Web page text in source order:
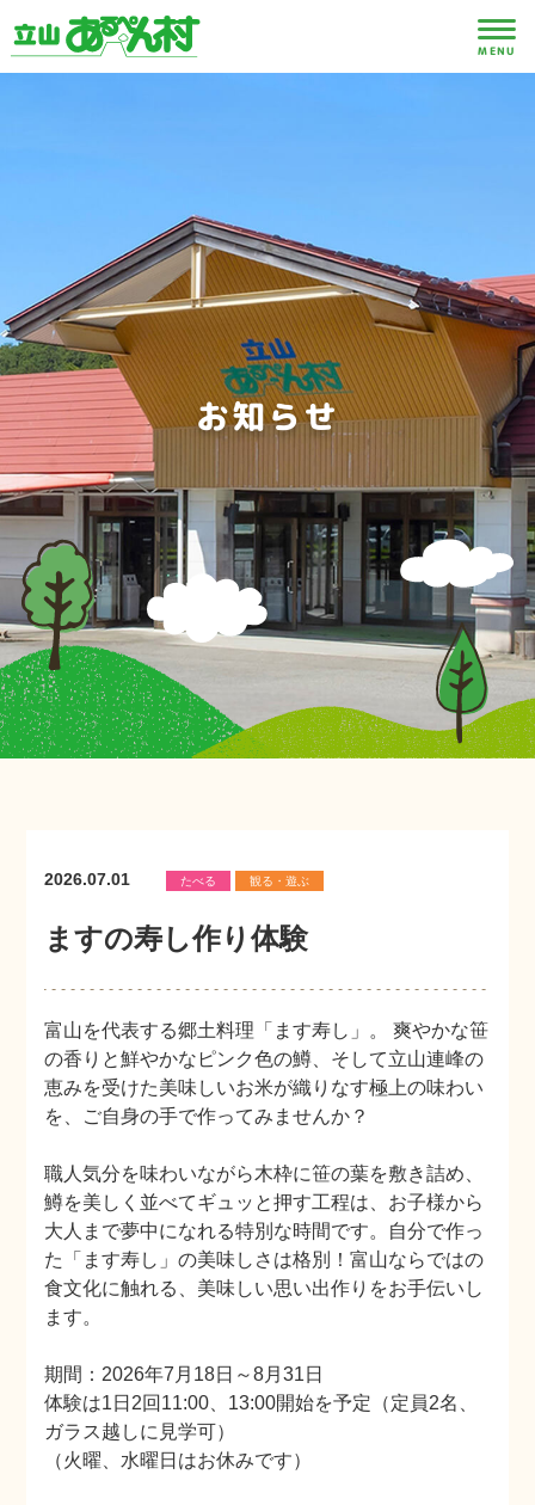
MENU
お知らせ
2026.07.01 たべる 観る・遊ぶ
ますの寿し作り体験
富山を代表する郷土料理「ます寿し」。 爽やかな笹
の香りと鮮やかなピンク色の鱒、そして立山連峰の
恵みを受けた美味しいお米が織りなす極上の味わい
を、ご自身の手で作ってみませんか？
職人気分を味わいながら木枠に笹の葉を敷き詰め、
鱒を美しく並べてギュッと押す工程は、お子様から
大人まで夢中になれる特別な時間です。自分で作っ
た「ます寿し」の美味しさは格別！富山ならではの
食文化に触れる、美味しい思い出作りをお手伝いし
ます。
期間：2026年7月18日～8月31日
体験は1日2回11:00、13:00開始を予定（定員2名、
ガラス越しに見学可）
（火曜、水曜日はお休みです）